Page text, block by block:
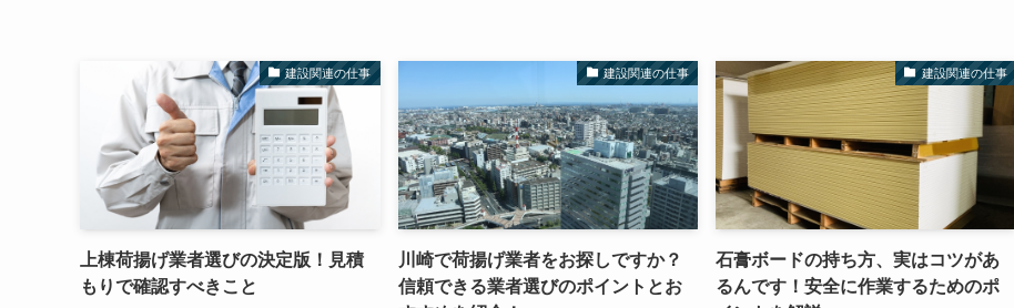
建設関連の仕事
上棟荷揚げ業者選びの決定版！見積
もりで確認すべきこと
建設関連の仕事
川崎で荷揚げ業者をお探しですか？
信頼できる業者選びのポイントとお
建設関連の仕事
石膏ボードの持ち方、実はコツがあ
るんです！安全に作業するためのポ